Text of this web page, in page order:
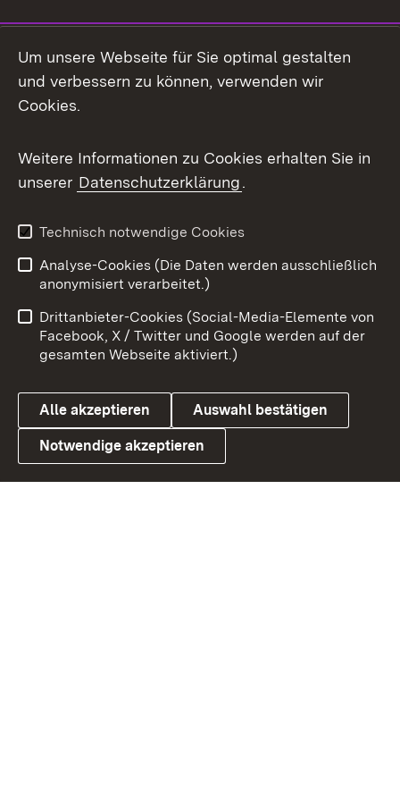
Facebook
X / Twitter
Youtube
Link zum Landesportal
Impressum
Kontakt
Barrierefreiheit
Datenschutz
Cookies
Um unsere Webseite für Sie optimal gestalten
und verbessern zu können, verwenden wir
Cookies.
Weitere Informationen zu Cookies erhalten Sie in
unserer Datenschutzerklärung.
Technisch notwendige Cookies
Analyse-Cookies (Die Daten werden ausschließlich
anonymisiert verarbeitet.)
Drittanbieter-Cookies (Social-Media-Elemente von
Facebook, X / Twitter und Google werden auf der
gesamten Webseite aktiviert.)
Alle akzeptieren Auswahl bestätigen
Notwendige akzeptieren